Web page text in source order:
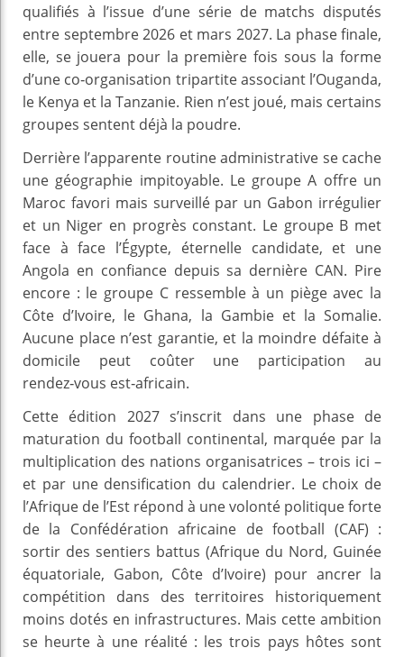
qualifiés à l’issue d’une série de matchs disputés
entre septembre 2026 et mars 2027. La phase finale,
elle, se jouera pour la première fois sous la forme
d’une co‑organisation tripartite associant l’Ouganda,
le Kenya et la Tanzanie. Rien n’est joué, mais certains
groupes sentent déjà la poudre.
Derrière l’apparente routine administrative se cache
une géographie impitoyable. Le groupe A offre un
Maroc favori mais surveillé par un Gabon irrégulier
et un Niger en progrès constant. Le groupe B met
face à face l’Égypte, éternelle candidate, et une
Angola en confiance depuis sa dernière CAN. Pire
encore : le groupe C ressemble à un piège avec la
Côte d’Ivoire, le Ghana, la Gambie et la Somalie.
Aucune place n’est garantie, et la moindre défaite à
domicile peut coûter une participation au
rendez‑vous est‑africain.
Cette édition 2027 s’inscrit dans une phase de
maturation du football continental, marquée par la
multiplication des nations organisatrices – trois ici –
et par une densification du calendrier. Le choix de
l’Afrique de l’Est répond à une volonté politique forte
de la Confédération africaine de football (CAF) :
sortir des sentiers battus (Afrique du Nord, Guinée
équatoriale, Gabon, Côte d’Ivoire) pour ancrer la
compétition dans des territoires historiquement
moins dotés en infrastructures. Mais cette ambition
se heurte à une réalité : les trois pays hôtes sont